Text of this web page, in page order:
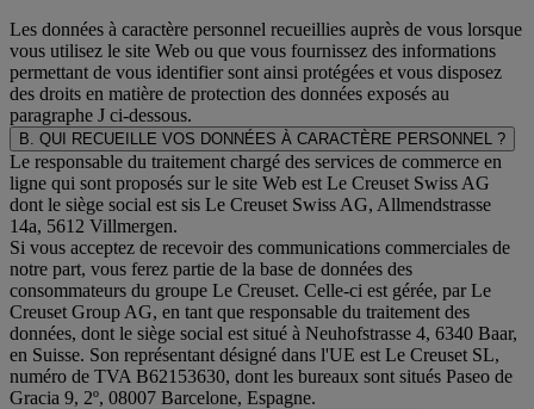
Les données à caractère personnel recueillies auprès de vous lorsque
vous utilisez le site Web ou que vous fournissez des informations
permettant de vous identifier sont ainsi protégées et vous disposez
des droits en matière de protection des données exposés au
paragraphe J ci-dessous.
B. QUI RECUEILLE VOS DONNÉES À CARACTÈRE PERSONNEL ?
Le responsable du traitement chargé des services de commerce en
ligne qui sont proposés sur le site Web est Le Creuset Swiss AG
dont le siège social est sis Le Creuset Swiss AG, Allmendstrasse
14a, 5612 Villmergen.
Si vous acceptez de recevoir des communications commerciales de
notre part, vous ferez partie de la base de données des
consommateurs du groupe Le Creuset. Celle-ci est gérée, par Le
Creuset Group AG, en tant que responsable du traitement des
données, dont le siège social est situé à Neuhofstrasse 4, 6340 Baar,
en Suisse. Son représentant désigné dans l'UE est Le Creuset SL,
numéro de TVA B62153630, dont les bureaux sont situés Paseo de
Gracia 9, 2º, 08007 Barcelone, Espagne.